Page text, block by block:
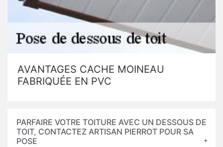
AVANTAGES CACHE MOINEAU
FABRIQUÉE EN PVC
PARFAIRE VOTRE TOITURE AVEC UN DESSOUS DE
TOIT, CONTACTEZ ARTISAN PIERROT POUR SA
POSE